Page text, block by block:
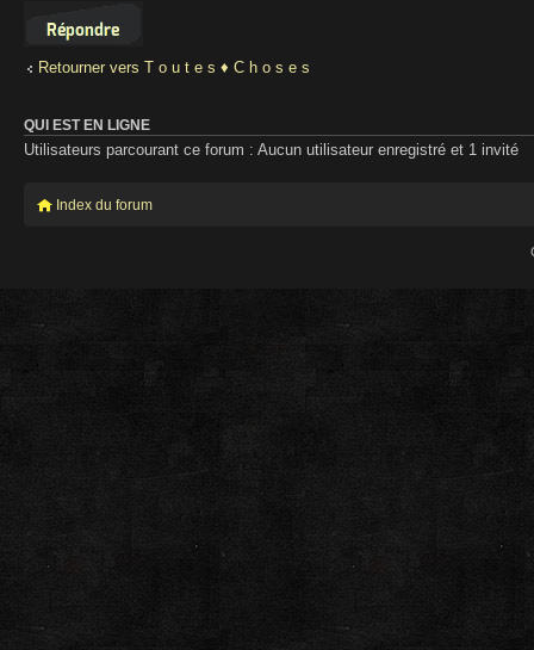
Retourner vers T o u t e s ♦ C h o s e s
QUI EST EN LIGNE
Utilisateurs parcourant ce forum : Aucun utilisateur enregistré et 1 invité
Index du forum